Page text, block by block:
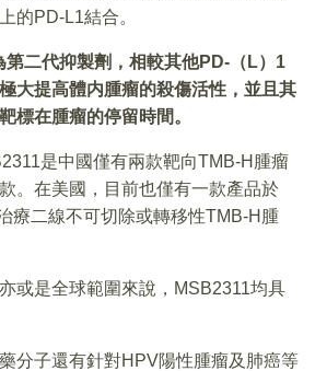
的PD-L1結合。
二代抑製劑， 相較其他PD-（L）1
大提高體内腫瘤的殺傷活性 ， 並且其
標在腫瘤的停留時間。
是中國僅有兩款靶向TMB-H腫瘤
。在美國，目前也僅有一款產品於
療二線不可切除或轉移性TMB-H腫
或是全球範圍來說，MSB2311均具
分子還有針對HPV陽性腫瘤及肺癌等